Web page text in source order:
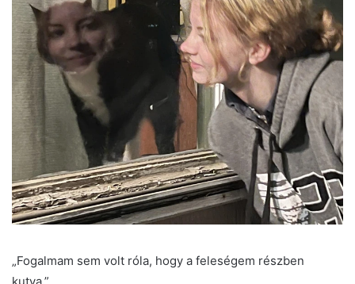
„Fogalmam sem volt róla, hogy a feleségem részben
kutya.”